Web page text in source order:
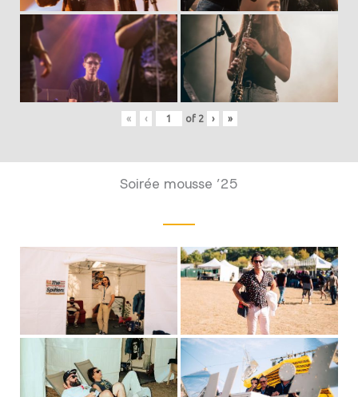
« ‹ of 2 › »
Soirée mousse ’25